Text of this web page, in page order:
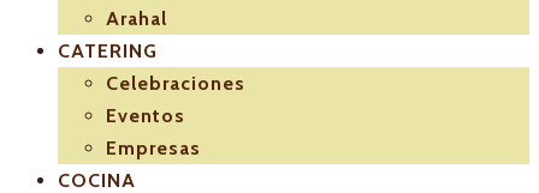
Arahal
CATERING
Celebraciones
Eventos
Empresas
COCINA